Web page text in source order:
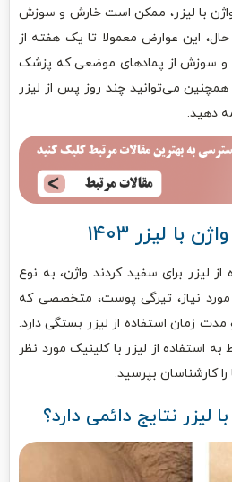
با لیزر، ممکن است خارش و سوزش
این عوارض معمولا تا یک هفته از
و سوزش از پمادهای موضعی که پزشک
می‌توانید چند روز پس از لیزر
دهید.
لیزر ۱۴۰۳
لیزر برای سفید کردند واژن، به نوع
مورد نیاز، تیرگی پوست، متخصصی که
زمان استفاده از لیزر بستگی دارد.
به استفاده از لیزر با کلینیک مورد نظر
کارشناسان بپرسید.
لیزر نتایج دائمی دارد؟